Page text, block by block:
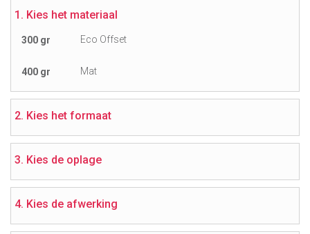
1. Kies het materiaal
300 gr Eco Offset
400 gr Mat
2. Kies het formaat
3. Kies de oplage
4. Kies de afwerking